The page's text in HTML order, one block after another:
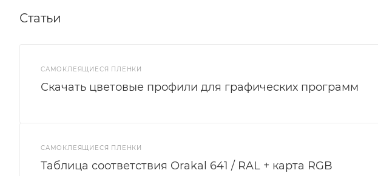
Статьи
САМОКЛЕЯЩИЕСЯ ПЛЕНКИ
Скачать цветовые профили для графических программ
САМОКЛЕЯЩИЕСЯ ПЛЕНКИ
Таблица соответствия Orakal 641 / RAL + карта RGB